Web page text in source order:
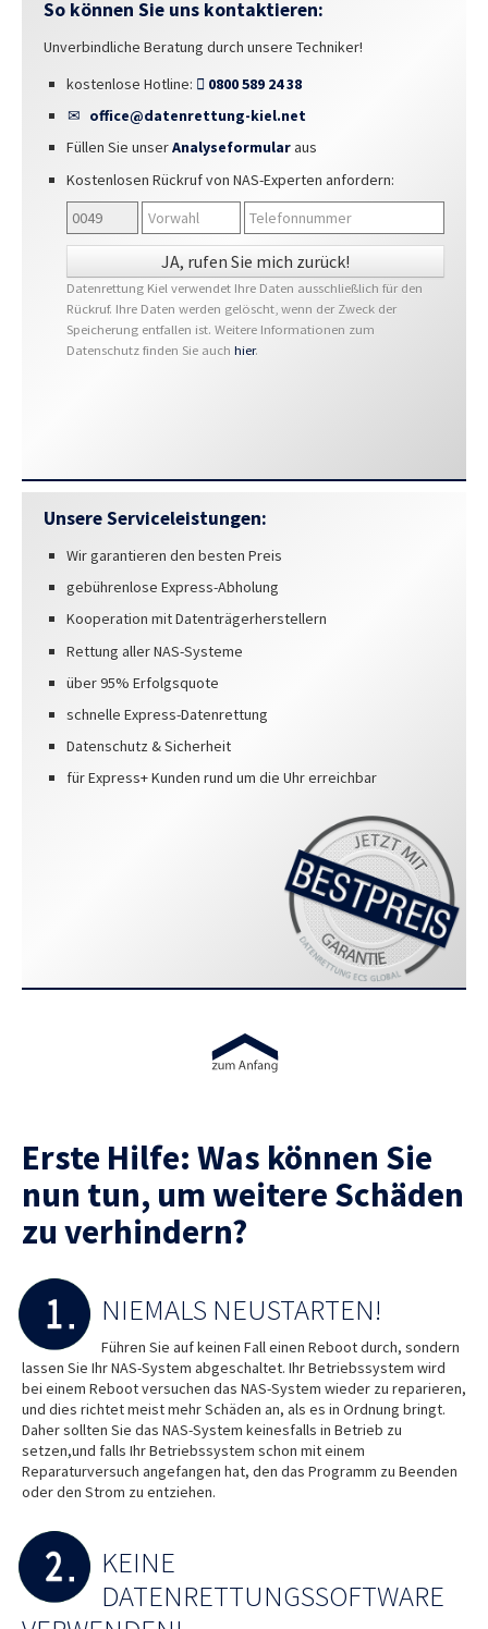
So können Sie uns kontaktieren:
Unverbindliche Beratung durch unsere Techniker!
kostenlose Hotline:
0800 589 24 38
office@datenrettung-kiel.net
Füllen Sie unserAnalyseformularaus
Kostenlosen Rückruf von NAS-Experten anfordern:
Datenrettung Kiel verwendet Ihre Daten ausschließlich für den
Rückruf. Ihre Daten werden gelöscht, wenn der Zweck der
Speicherung entfallen ist. Weitere Informationen zum
Datenschutz finden Sie auch hier.
Unsere Serviceleistungen:
Wir garantieren den besten Preis
gebührenlose Express-Abholung
Kooperation mit Datenträgerherstellern
Rettung aller NAS-Systeme
über 95% Erfolgsquote
schnelle Express-Datenrettung
Datenschutz & Sicherheit
für Express+ Kunden rund um die Uhr erreichbar
Erste Hilfe: Was können Sie
nun tun, um weitere Schäden
zu verhindern?
NIEMALS NEUSTARTEN!
Führen Sie auf keinen Fall einen Reboot durch, sondern
lassen Sie Ihr NAS-System abgeschaltet. Ihr Betriebssystem wird
bei einem Reboot versuchen das NAS-System wieder zu reparieren,
und dies richtet meist mehr Schäden an, als es in Ordnung bringt.
Daher sollten Sie das NAS-System keinesfalls in Betrieb zu
setzen,und falls Ihr Betriebssystem schon mit einem
Reparaturversuch angefangen hat, den das Programm zu Beenden
oder den Strom zu entziehen.
KEINE
DATENRETTUNGSSOFTWARE